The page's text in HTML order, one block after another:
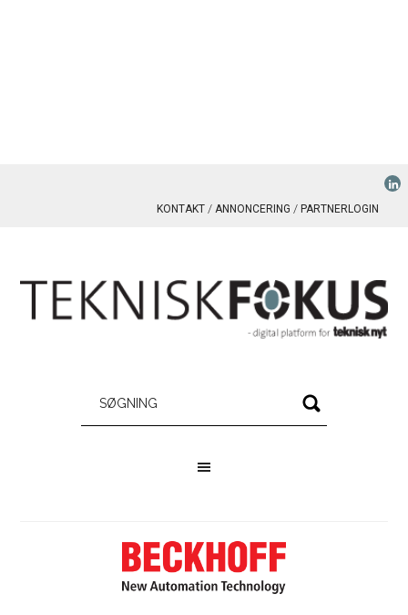
KONTAKT ANNONCERING PARTNERLOGIN